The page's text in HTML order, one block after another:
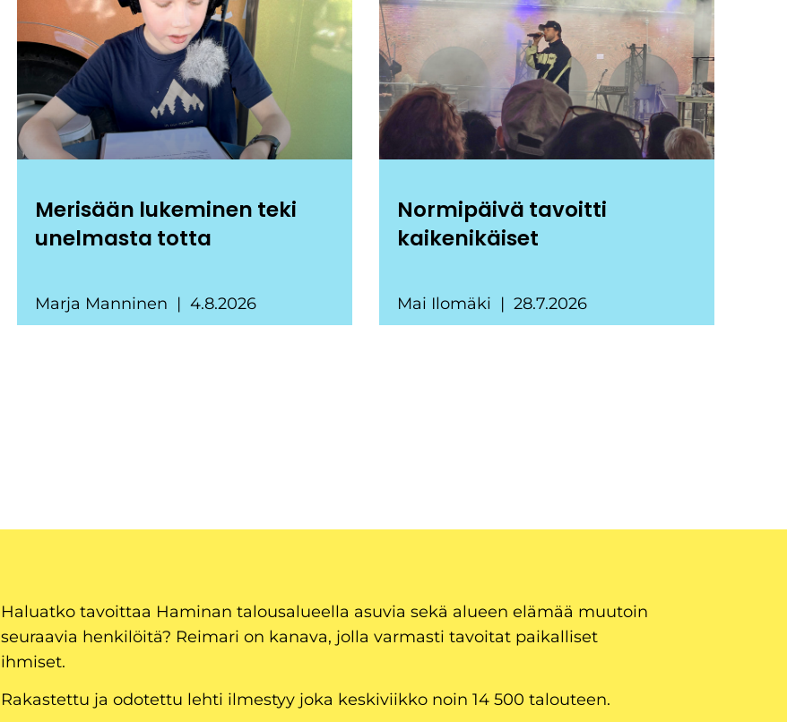
Merisään lukeminen teki
unelmasta totta
Marja Manninen 4.8.2026
Normipäivä tavoitti
kaikenikäiset
Mai Ilomäki 28.7.2026
Haluatko tavoittaa Haminan talousalueella asuvia sekä alueen elämää muutoin
seuraavia henkilöitä? Reimari on kanava, jolla varmasti tavoitat paikalliset
ihmiset.
Rakastettu ja odotettu lehti ilmestyy joka keskiviikko noin 14 500 talouteen.